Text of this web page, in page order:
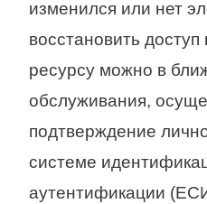
изменился или нет
восстановить
ресурсу можно в
обслуживания,
подтверждение
системе
аутентификации